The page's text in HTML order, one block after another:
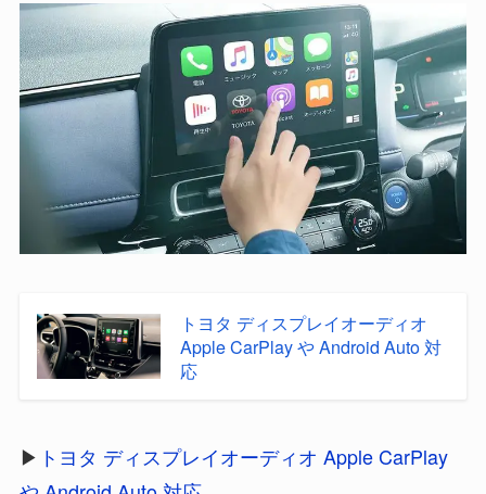
トヨタ ディスプレイオーディオ
Apple CarPlay や Android Auto 対
応
▶︎ トヨタ ディスプレイオーディオ Apple CarPlay